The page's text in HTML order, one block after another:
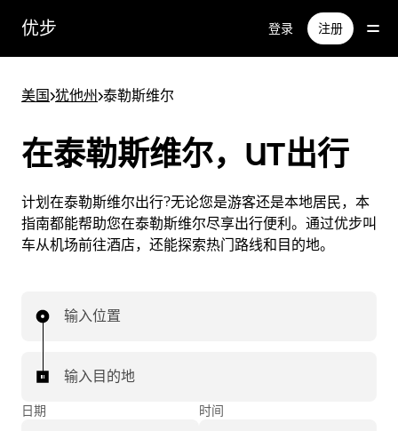
优步 登录 注册
美国>犹他州>泰勒斯维尔
在泰勒斯维尔，UT出行
计划在泰勒斯维尔出行?无论您是游客还是本地居民，本
指南都能帮助您在泰勒斯维尔尽享出行便利。通过优步叫
车从机场前往酒店，还能探索热门路线和目的地。
输入位置
输入目的地
日期 时间